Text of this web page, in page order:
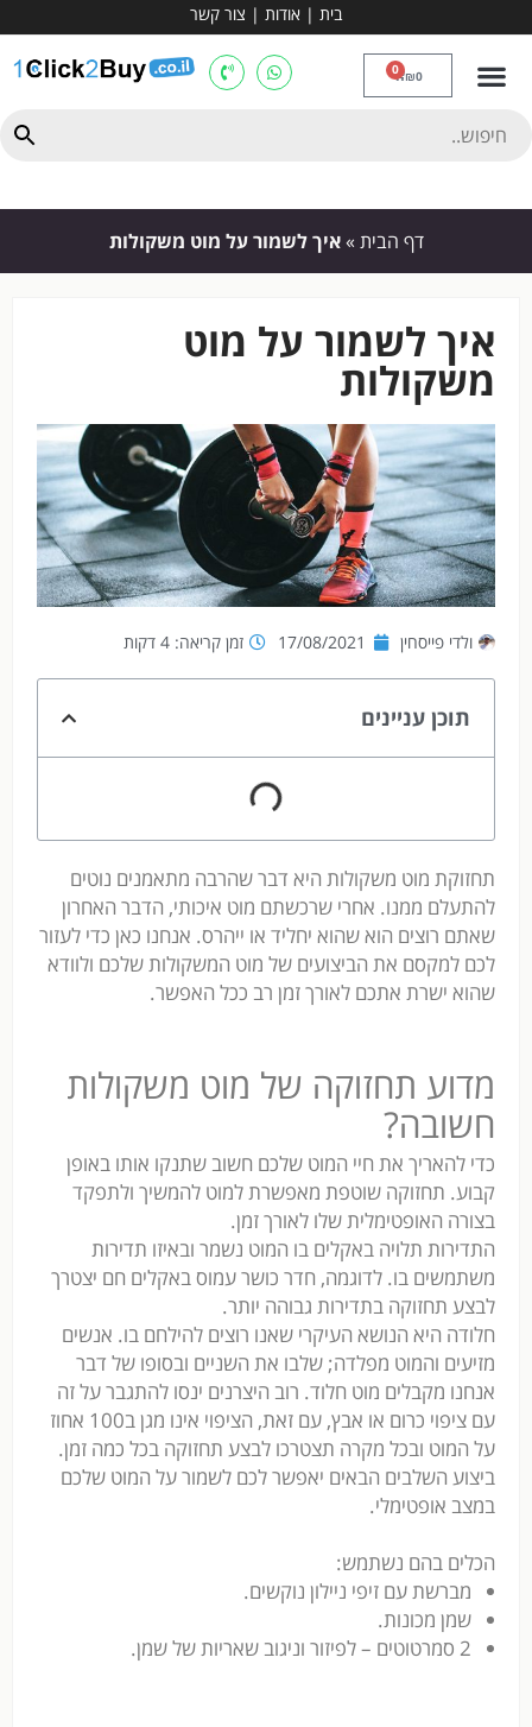
בית | אודות | צור קשר
₪0
0
דף הבית »איך לשמור על מוט משקולות
איך לשמור על מוט
משקולות
ולדי פייסחין 17/08/2021 זמן קריאה: 4 דקות
תוכן עניינים
תחזוקת מוט משקולות היא דבר שהרבה מתאמנים נוטים
להתעלם ממנו. אחרי שרכשתם מוט איכותי, הדבר האחרון
שאתם רוצים הוא שהוא יחליד או ייהרס. אנחנו כאן כדי לעזור
לכם למקסם את הביצועים של מוט המשקולות שלכם ולוודא
שהוא ישרת אתכם לאורך זמן רב ככל האפשר.
מדוע תחזוקה של מוט משקולות
חשובה?
כדי להאריך את חיי המוט שלכם חשוב שתנקו אותו באופן
קבוע. תחזוקה שוטפת מאפשרת למוט להמשיך ולתפקד
בצורה האופטימלית שלו לאורך זמן.
התדירות תלויה באקלים בו המוט נשמר ובאיזו תדירות
משתמשים בו. לדוגמה, חדר כושר עמוס באקלים חם יצטרך
לבצע תחזוקה בתדירות גבוהה יותר.
חלודה היא הנושא העיקרי שאנו רוצים להילחם בו. אנשים
מזיעים והמוט מפלדה; שלבו את השניים ובסופו של דבר
אנחנו מקבלים מוט חלוד. רוב היצרנים ינסו להתגבר על זה
עם ציפוי כרום או אבץ, עם זאת, הציפוי אינו מגן ב100 אחוז
על המוט ובכל מקרה תצטרכו לבצע תחזוקה בכל כמה זמן.
ביצוע השלבים הבאים יאפשר לכם לשמור על המוט שלכם
במצב אופטימלי.
הכלים בהם נשתמש:
מברשת עם זיפי ניילון נוקשים.
שמן מכונות.
2 סמרטוטים – לפיזור וניגוב שאריות של שמן.